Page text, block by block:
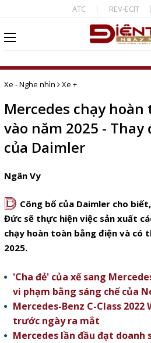
ATC REV-ECIT
Xe - Nghe nhìn Xe +
Mercedes chạy
vào năm 2025 -
của Daimler
Ngân Vy
D Công bố của Daimler cho
Đức sẽ thực hiện việc sản xuất
chạy hoàn toàn bằng điện và có
2025.
'Cha đẻ' của xế sang
vi phạm bằng sáng chế của
Mercedes-Benz C-Class
trước ngày ra mắt
Mercedes lần đầu đạt doanh